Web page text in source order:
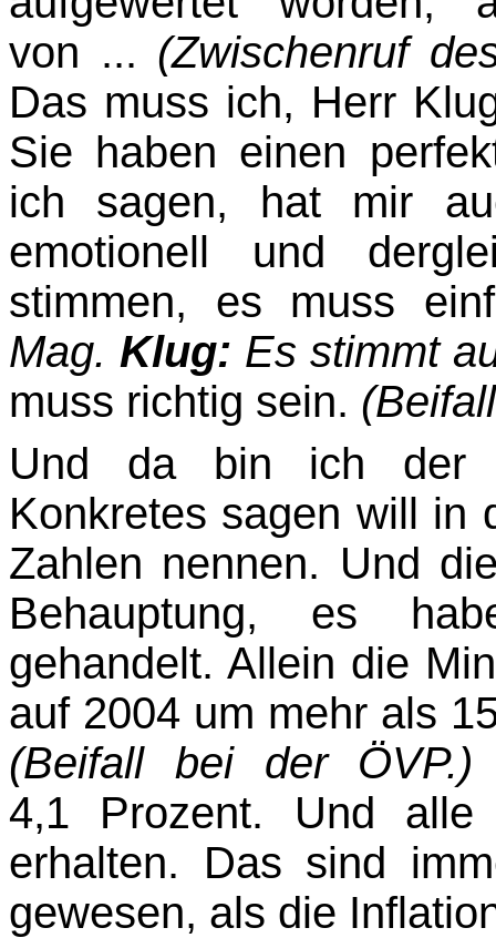
von ... (Zwischenruf
Das muss ich, Herr
Sie haben einen
ich sagen, hat mir
emotionell und
stimmen, es muss
Mag. Klug: Es stimmt
muss richtig sein.
Und da bin ich der
Konkretes sagen will in
Zahlen nennen. Und
Behauptung, es
gehandelt. Allein die
auf 2004 um mehr als
(Beifall bei der
4,1 Prozent. Und alle
erhalten. Das sind
gewesen, als die